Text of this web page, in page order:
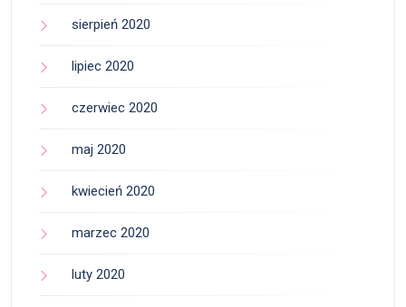
sierpień 2020
lipiec 2020
czerwiec 2020
maj 2020
kwiecień 2020
marzec 2020
luty 2020